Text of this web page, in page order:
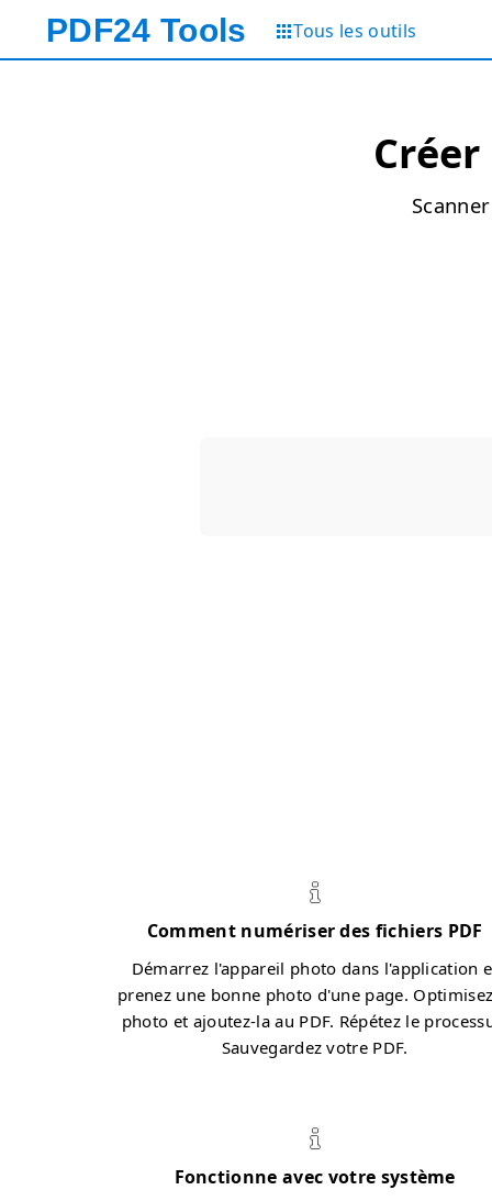
PDF24 Tools Tous les outils
Comment numériser des fichiers PDF
Démarrez l'appareil photo dans l'application
prenez une bonne photo d'une page.
photo et ajoutez-la au PDF. Répétez le
Sauvegardez votre PDF.
Fonctionne avec votre système